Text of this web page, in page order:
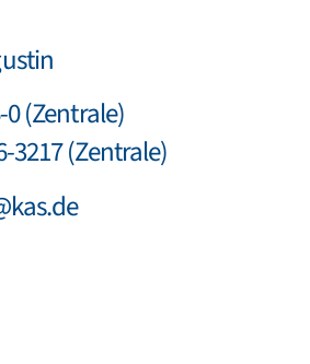
0 (Zentrale)
3217 (Zentrale)